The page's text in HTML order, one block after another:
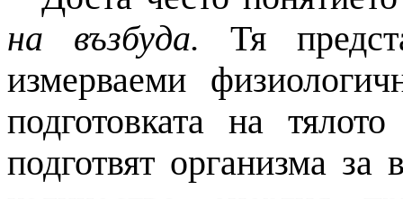
на възбуда. Тя
измерваеми
подготовката на
подготвят организма